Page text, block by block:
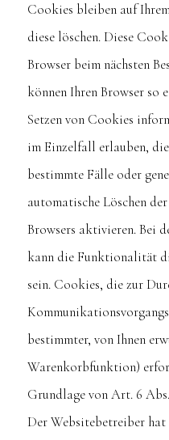
Cookies bleiben auf
diese löschen. Diese
Browser beim nächsten
können Ihren Browser so
Setzen von Cookies
im Einzelfall erlauben,
bestimmte Fälle oder
automatische Löschen
Browsers aktivieren. Bei
kann die Funktionalität
sein. Cookies, die zur
bestimmter, von Ihnen
Warenkorbfunktion)
Grundlage von Art. 6
Der Websitebetreiber hat